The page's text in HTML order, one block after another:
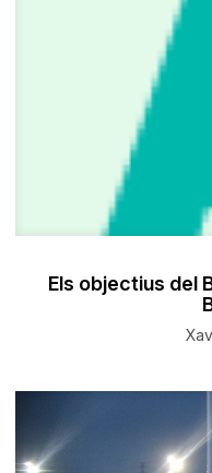
Els objectius del